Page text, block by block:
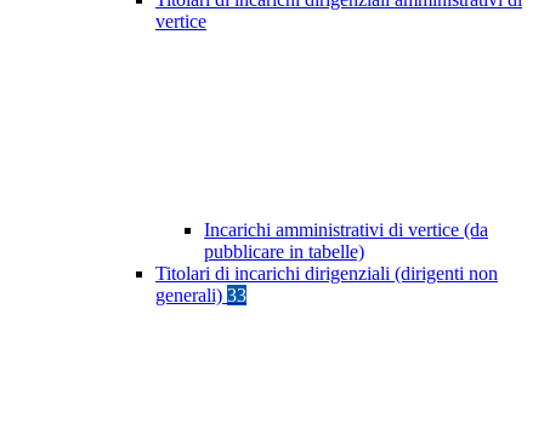
vertice
Incarichi amministrativi di vertice (da
pubblicare in tabelle)
Titolari di incarichi dirigenziali (dirigenti non
generali) 33